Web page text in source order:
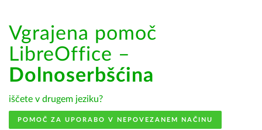
Vgrajena pomoč
LibreOffice –
Dolnoserbšćina
iščete v drugem jeziku?
POMOČ ZA UPORABO V NEPOVEZANEM NAČINU